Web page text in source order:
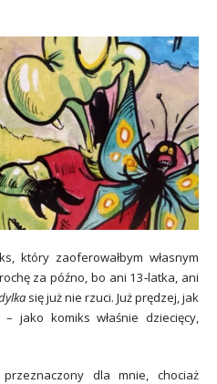
który zaoferowałbym własnym
za późno, bo ani 13‑latka, ani
się już nie rzuci. Już prędzej, jak
jako komiks właśnie dziecięcy,
dla mnie, chociaż